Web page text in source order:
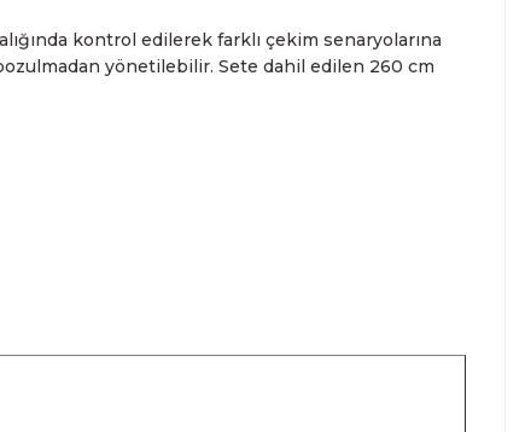
kontrol edilerek farklı çekim senaryolarına
yönetilebilir. Sete dahil edilen 260 cm